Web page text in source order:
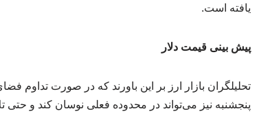
یافته است.
پیش‌ بینی قیمت دلار
تحلیلگران بازار ارز بر این باورند که در صورت تداوم
پنجشنبه نیز می‌تواند در محدوده فعلی نوسان کند و حتی تلاش‌هایی برای